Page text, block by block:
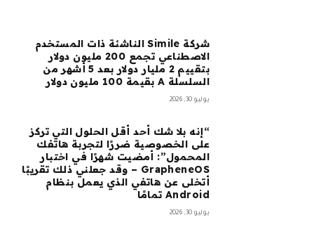
شركة Simile الناشئة ذات المستخدم
الاصطناعي تجمع 200 مليون دولار
بتقييم 2 مليار دولار بعد 5 أشهر من
السلسلة A بقيمة 100 مليون دولار
يوليو 30, 2026
“إنه بلا شك أحد أقل الحلول التي تركز
على الخصوصية ضررًا لتجربة هاتفك
المحمول”: أمضيت شهرًا في اختبار
GrapheneOS – وقد جعلني ذلك تقريبًا
أتخلى عن هاتفي الذي يعمل بنظام
Android تمامًا
يوليو 30, 2026